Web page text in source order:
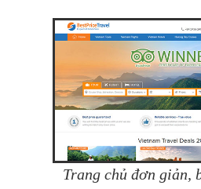
Trang chủ đơn giản,